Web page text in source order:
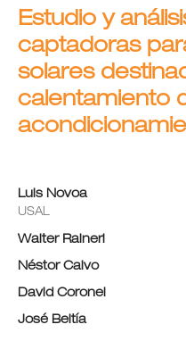
Estudio y
captadoras
solares
calentamiento
Luis Novoa
USAL
Walter Raineri
Néstor Calvo
David Coronel
José Beitía